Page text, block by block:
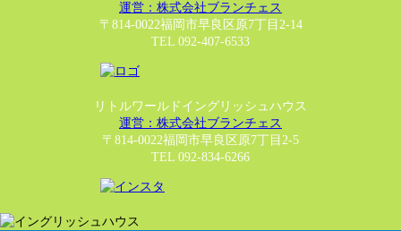
運営：株式会社ブランチェス
〒814-0022福岡市早良区原7丁目2-14
TEL 092-407-6533
リトルワールドイングリッシュハウス
運営：株式会社ブランチェス
〒814-0022福岡市早良区原7丁目2-5
TEL 092-834-6266